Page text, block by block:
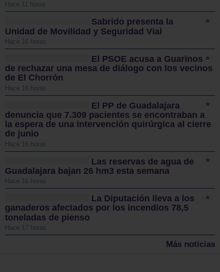
Hace 11 horas
Sabrido presenta la
Unidad de Movilidad y Seguridad Vial
Hace 16 horas
El PSOE acusa a Guarinos
de rechazar una mesa de diálogo con los vecinos
de El Chorrón
Hace 16 horas
El PP de Guadalajara
denuncia que 7.309 pacientes se encontraban a
la espera de una intervención quirúrgica al cierre
de junio
Hace 16 horas
Las reservas de agua de
Guadalajara bajan 26 hm3 esta semana
Hace 16 horas
La Diputación lleva a los
ganaderos afectados por los incendios 78,5
toneladas de pienso
Hace 17 horas
Más noticias